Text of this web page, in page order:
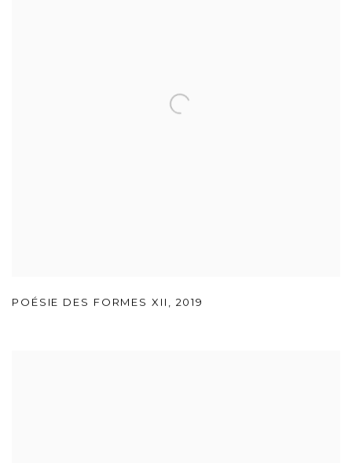
POÉSIE DES FORMES XII , 2019